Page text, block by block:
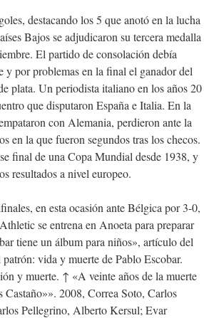
destacando los 5 que anotó en la lucha
Bajos se adjudicaron su tercera medalla
El partido de consolación debía
y por problemas en la final el ganador del
plata. Un periodista italiano en los años 20
que disputaron España e Italia. En la
con Alemania, perdieron ante la
en la que fueron segundos tras los checos.
final de una Copa Mundial desde 1938, y
resultados a nivel europeo.
en esta ocasión ante Bélgica por 3-0,
se entrena en Anoeta para preparar
tiene un álbum para niños», artículo del
vida y muerte de Pablo Escobar.
y muerte. ↑ «A veinte años de la muerte
2008, Correa Soto, Carlos
Pellegrino, Alberto Kersul; Evar